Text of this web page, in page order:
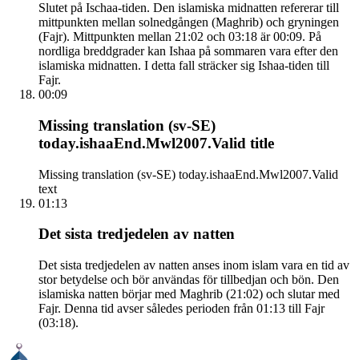
Slutet på Ischaa-tiden. Den islamiska midnatten refererar till
mittpunkten mellan solnedgången (Maghrib) och gryningen
(Fajr). Mittpunkten mellan 21:02 och 03:18 är 00:09. På
nordliga breddgrader kan Ishaa på sommaren vara efter den
islamiska midnatten. I detta fall sträcker sig Ishaa-tiden till
Fajr.
00:09
Missing translation (sv-SE)
today.ishaaEnd.Mwl2007.Valid title
Missing translation (sv-SE) today.ishaaEnd.Mwl2007.Valid
text
01:13
Det sista tredjedelen av natten
Det sista tredjedelen av natten anses inom islam vara en tid av
stor betydelse och bör användas för tillbedjan och bön. Den
islamiska natten börjar med Maghrib (21:02) och slutar med
Fajr. Denna tid avser således perioden från 01:13 till Fajr
(03:18).